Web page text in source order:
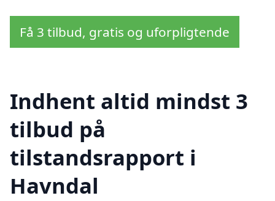
Få 3 tilbud, gratis og uforpligtende
Indhent altid mindst 3
tilbud på
tilstandsrapport i
Havndal